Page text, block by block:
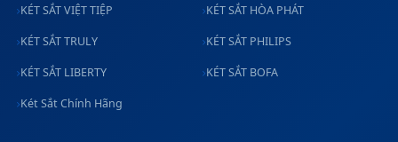
KÉT SẮT VIỆT TIỆP KÉT SẮT HÒA PHÁT
KÉT SẮT TRULY KÉT SẮT PHILIPS
KÉT SẮT LIBERTY KÉT SẮT BOFA
Két Sắt Chính Hãng